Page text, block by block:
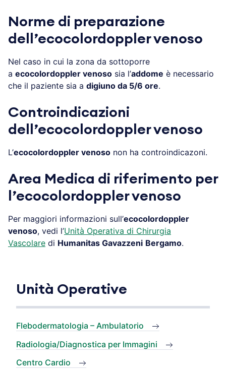
Norme di preparazione
dell’ecocolordoppler venoso
Nel caso in cui la zona da sottoporre
a ecocolordoppler venoso sia l’addome è necessario
che il paziente sia a digiuno da 5/6 ore.
Controindicazioni
dell’ecocolordoppler venoso
L’ecocolordoppler venoso non ha controindicazoni.
Area Medica di riferimento per
l’ecocolordoppler venoso
Per maggiori informazioni sull’ecocolordoppler
venoso, vedi l’Unità Operativa di Chirurgia
Vascolare di Humanitas Gavazzeni Bergamo.
Unità Operative
Flebodermatologia – Ambulatorio
Radiologia/Diagnostica per Immagini
Centro Cardio